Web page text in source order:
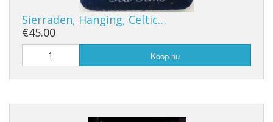
Sierraden, Hanging, Celtic…
€45.00
Koop nu